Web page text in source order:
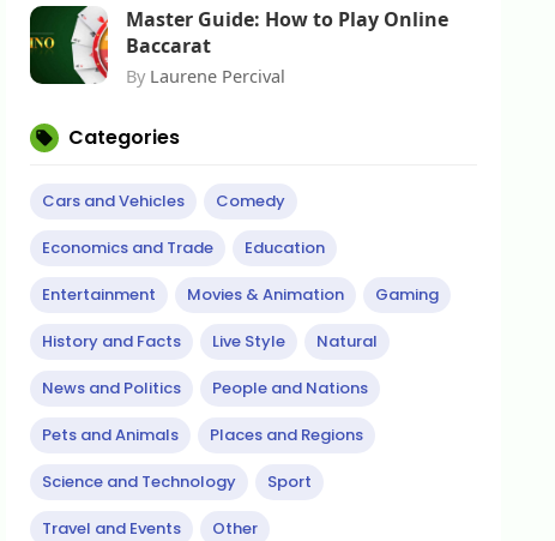
Master Guide: How to Play Online
Baccarat
By Laurene Percival
Categories
Cars and Vehicles Comedy
Economics and Trade Education
Entertainment Movies & Animation Gaming
History and Facts Live Style Natural
News and Politics People and Nations
Pets and Animals Places and Regions
Science and Technology Sport
Travel and Events Other